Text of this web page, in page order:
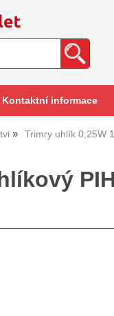
Kontaktní informace
Trimry uhlík 0,25W